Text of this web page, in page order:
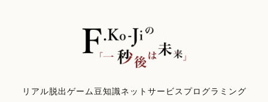
リアル脱出ゲーム豆知識ネットサービス プログラミング